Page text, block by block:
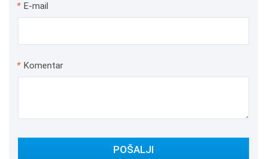
* E-mail
* Komentar
POŠALJI